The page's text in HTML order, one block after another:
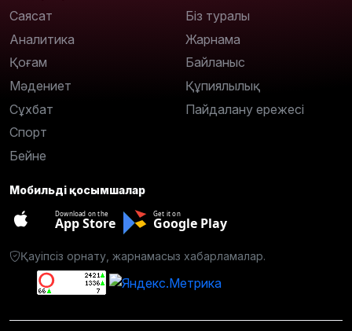
Саясат
Аналитика
Қоғам
Мәдениет
Сұхбат
Спорт
Бейне
Біз туралы
Жарнама
Байланыс
Құпиялылық
Пайдалану ережесі
Мобильді қосымшалар
Download on the
App Store
Get it on
Google Play
Қауіпсіз орнату, жарнамасыз хабарламалар.